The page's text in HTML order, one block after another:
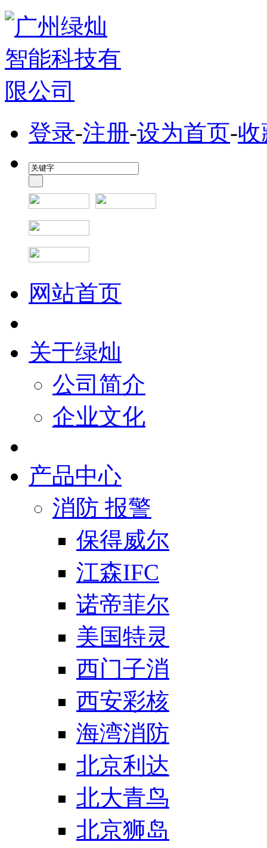
登录-注册-设为首页-收
网站首页
关于绿灿
公司简介
企业文化
产品中心
消防 报警
保得威尔
江森IFC
诺帝菲尔
美国特灵
西门子消
西安彩核
海湾消防
北京利达
北大青鸟
北京狮岛